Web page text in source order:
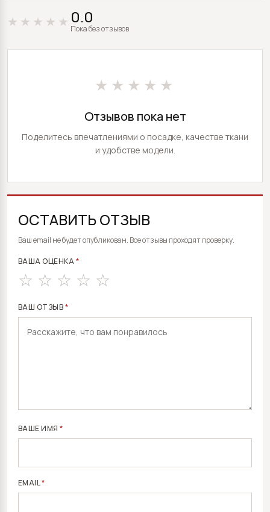
0.0
Пока без отзывов
★★★★★
Отзывов пока нет
Поделитесь впечатлениями о посадке, качестве ткани
и удобстве модели.
ОСТАВИТЬ ОТЗЫВ
Ваш email не будет опубликован. Все отзывы проходят проверку.
ВАША ОЦЕНКА*
ВАШ ОТЗЫВ*
ВАШЕ ИМЯ*
EMAIL*
ALTERNATIVE: